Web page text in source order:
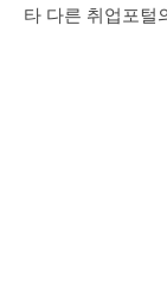
타 다른 취업포털